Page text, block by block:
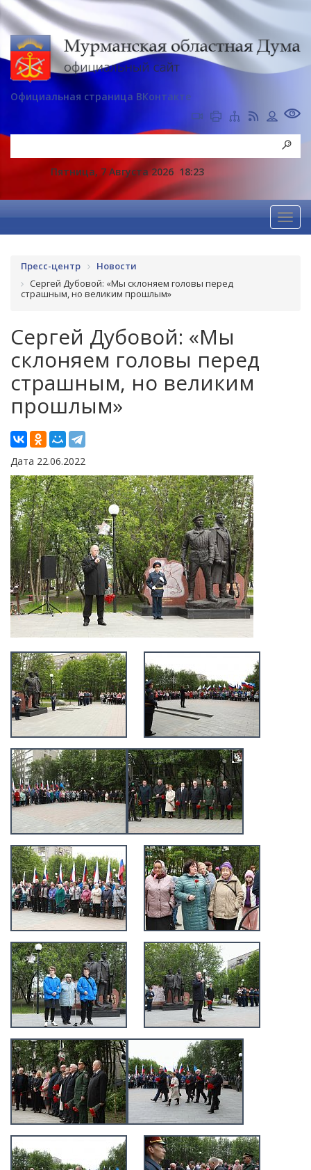
Официальная страница ВКонтакте
Пятница, 7 Августа 2026 18:23
Пресс-центр
Новости
Сергей Дубовой: «Мы склоняем головы перед
страшным, но великим прошлым»
Сергей Дубовой: «Мы
склоняем головы перед
страшным, но великим
прошлым»
Дата 22.06.2022